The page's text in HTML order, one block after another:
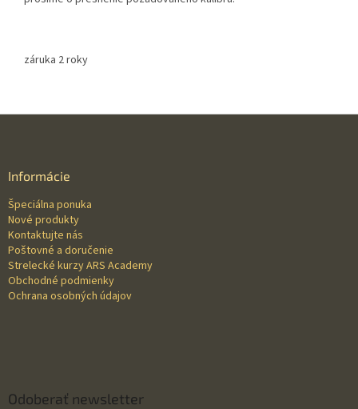
záruka 2 roky
Informácie
Špeciálna ponuka
Nové produkty
Kontaktujte nás
Poštovné a doručenie
Strelecké kurzy ARS Academy
Obchodné podmienky
Ochrana osobných údajov
Odoberať newsletter